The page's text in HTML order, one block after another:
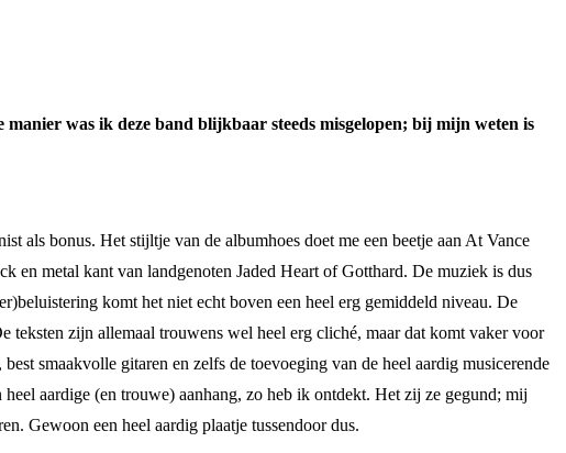
manier was ik deze band blijkbaar steeds misgelopen; bij mijn weten is
als bonus. Het stijltje van de albumhoes doet me een beetje aan At Vance
en metal kant van landgenoten Jaded Heart of Gotthard. De muziek is dus
komt het niet echt boven een heel erg gemiddeld niveau. De
zijn allemaal trouwens wel heel erg cliché, maar dat komt vaker voor
smaakvolle gitaren en zelfs de toevoeging van de heel aardig musicerende
aardige (en trouwe) aanhang, zo heb ik ontdekt. Het zij ze gegund; mij
Gewoon een heel aardig plaatje tussendoor dus.